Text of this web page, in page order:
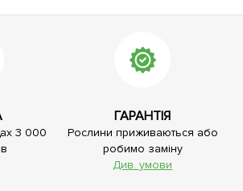
3 000
ГАРАНТІЯ
Рослини приживаються або
робимо заміну
Див. умови